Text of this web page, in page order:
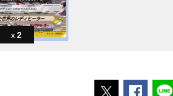
2
ポストする